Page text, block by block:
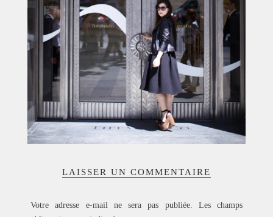
LAISSER UN COMMENTAIRE
Votre adresse e-mail ne sera pas publiée.
Les champs